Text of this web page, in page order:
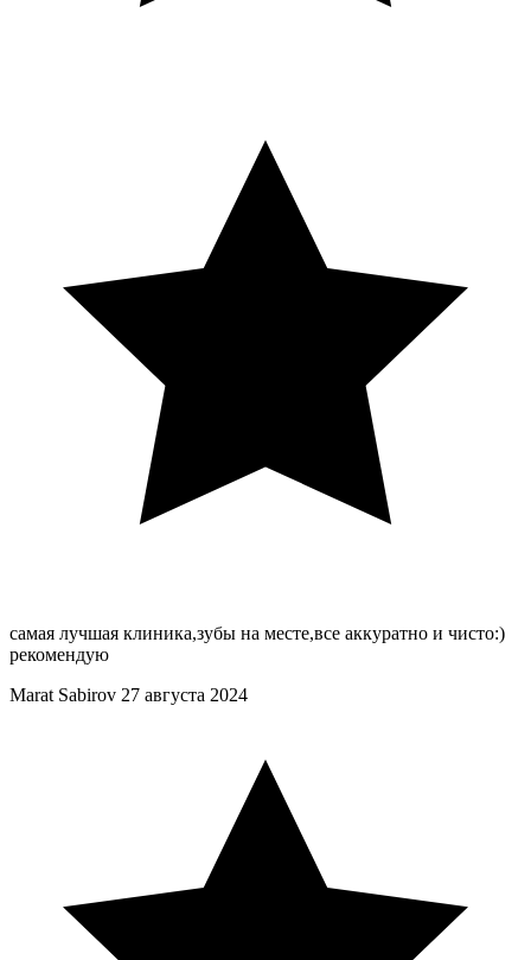
самая лучшая клиника,зубы на месте,все аккуратно и чисто:)
рекомендую
Marat Sabirov 27 августа 2024